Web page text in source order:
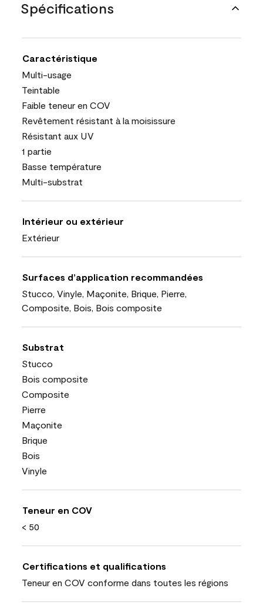
Spécifications
Caractéristique
Multi-usage
Teintable
Faible teneur en COV
Revêtement résistant à la moisissure
Résistant aux UV
1 partie
Basse température
Multi-substrat
Intérieur ou extérieur
Extérieur
Surfaces d’application recommandées
Stucco, Vinyle, Maçonite, Brique, Pierre,
Composite, Bois, Bois composite
Substrat
Stucco
Bois composite
Composite
Pierre
Maçonite
Brique
Bois
Vinyle
Teneur en COV
< 50
Certifications et qualifications
Teneur en COV conforme dans toutes les régions